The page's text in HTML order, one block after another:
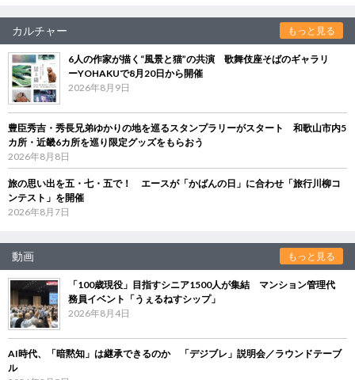
カルチャー もっと見る
6人の作家が描く“風景と猫”の共演 歌舞伎座そばのギャラリ
ーYOHAKUで8月20日から開催
2026年8月9日
豊臣秀吉・秀長兄弟ゆかりの地を巡るスタンプラリーがスタート 和歌山市内5
カ所・近畿6カ所を巡り限定グッズをもらおう
2026年8月8日
旅の思い出を五・七・五で！ エースが「かばんの日」に合わせ「旅行川柳コ
ンテスト」を開催
2026年8月7日
動画 もっと見る
「100歳現役」目指すシニア1500人が集結 マンション管理代
務員イベント「うぇるねすシップ」
2026年8月4日
AI時代、「暗黙知」は継承できるのか 「デジブレ」説明会／ラウンドテーブ
ル